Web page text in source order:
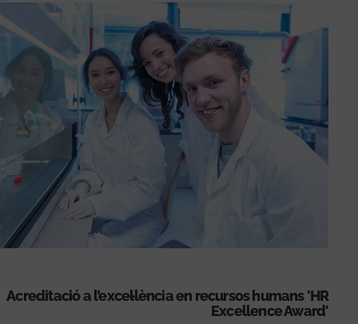
Acreditació a l’excel·lència en recursos humans 'HR
Excellence Award'